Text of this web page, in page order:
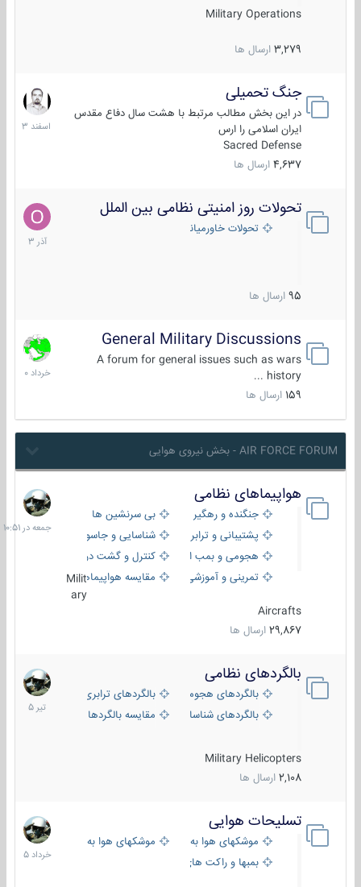
Military Operations
3,279 ارسال ها
جنگ تحمیلی
در این بخش مطالب مرتبط با هشت سال دفاع مقدس
ایران اسلامی را ارس
Sacred Defense
4,637 ارسال ها
20
اسفند
1403
تحولات روز امنیتی نظامی بین الملل
تحولات خاورمیانه
95 ارسال ها
21
آذر
1403
General Military Discussions
A forum for general issues such as wars
history ...
159 ارسال ها
10
خرداد
1400
AIR FORCE FORUM - بخش نیروی هوایی
هواپیماهای نظامی
جنگنده و رهگیر
بی سرنشین ها
پشتیبانی و ترابری
شناسایی و جاسوسی
هجومی و بمب افکن
کنترل و گشت دریایی
تمرینی و آموزشی
مقایسه هواپیماهاMilit
ary
Aircrafts
29,867 ارسال ها
جمعه
در
10:51
بالگردهای نظامی
بالگردهای هجومی
بالگردهای ترابری
بالگردهای شناسایی
مقایسه بالگردها
Military Helicopters
2,108 ارسال ها
22
تیر
1405
تسلیحات هوایی
موشکهای هوا به هوا
موشکهای هوا به سطح
بمبها و راکت های هوایی
30
خرداد
1405